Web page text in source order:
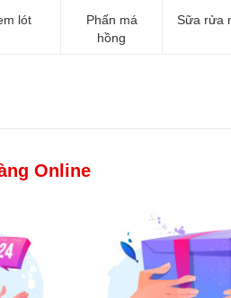
lót
Phấn má
hồng
Sữa rửa
Online